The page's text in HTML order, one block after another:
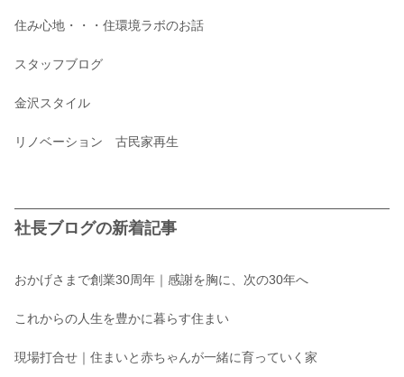
住み心地・・・住環境ラボのお話
スタッフブログ
金沢スタイル
リノベーション 古民家再生
社長ブログの新着記事
おかげさまで創業30周年｜感謝を胸に、次の30年へ
これからの人生を豊かに暮らす住まい
現場打合せ｜住まいと赤ちゃんが一緒に育っていく家